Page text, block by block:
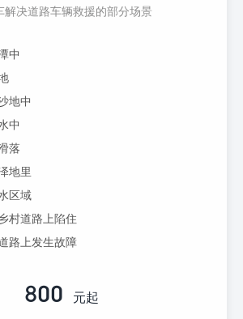
解决道路车辆救援的部分场景
中
地中
中
落
地里
区域
村道路上陷住
路上发生故障
800 元起